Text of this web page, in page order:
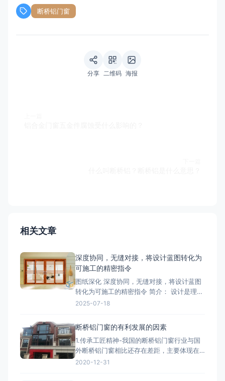
断桥铝门窗
分享 二维码 海报
相关文章
深度协同，无缝对接，将设计蓝图转化为
可施工的精密指令
图纸深化 深度协同，无缝对接，将设计蓝图
转化为可施工的精密指令 简介： 设计是理
想，深化是让理想落地的桥梁。我们的
与细化。我们精准核算每一个节点的结构、
强度、安装逻辑和材料工艺，生成包括加工
图、组装图、节点大样图
2025-07-18
断桥铝门窗的有利发展的因素
1.传承工匠精神-我国的断桥铝门窗行业与国
外断桥铝门窗相比还存在差距，主要体现在
产品质量、技术含量等方面，因此要打造断
2020-12-31